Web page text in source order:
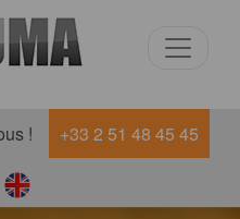
! +33 2 51 48 45 45